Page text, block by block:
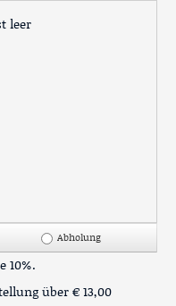
leer
Abholung
10%.
über€ 13,00